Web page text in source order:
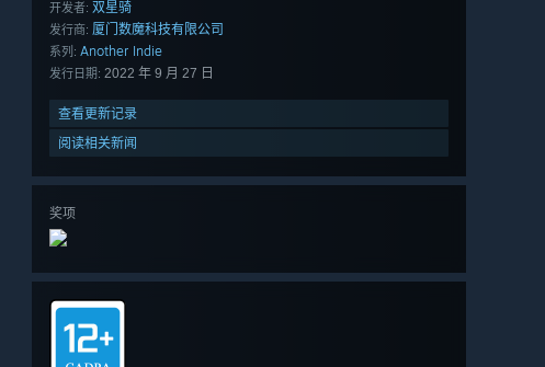
开发者: 双星骑
发行商: 厦门数魔科技有限公司
系列: Another Indie
发行日期: 2022 年 9 月 27 日
查看更新记录
阅读相关新闻
奖项